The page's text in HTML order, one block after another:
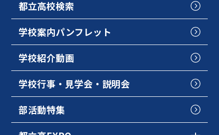
都立高校検索
学校案内パンフレット
学校紹介動画
学校行事・見学会・説明会
部活動特集